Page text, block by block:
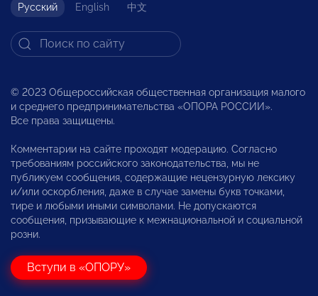
Русский English 中文
© 2023 Общероссийская общественная организация малого
и среднего предпринимательства «ОПОРА РОССИИ».
Все права защищены.
Комментарии на сайте проходят модерацию. Согласно
требованиям российского законодательства, мы не
публикуем сообщения, содержащие нецензурную лексику
и/или оскорбления, даже в случае замены букв точками,
тире и любыми иными символами. Не допускаются
сообщения, призывающие к межнациональной и социальной
розни.
Вступи в «ОПОРУ»